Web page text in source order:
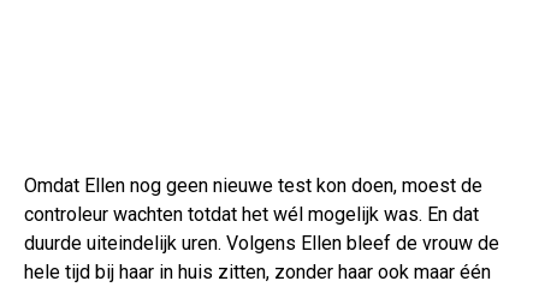
Omdat Ellen nog geen nieuwe test kon doen, moest de
controleur wachten totdat het wél mogelijk was. En dat
duurde uiteindelijk uren. Volgens Ellen bleef de vrouw de
hele tijd bij haar in huis zitten, zonder haar ook maar één